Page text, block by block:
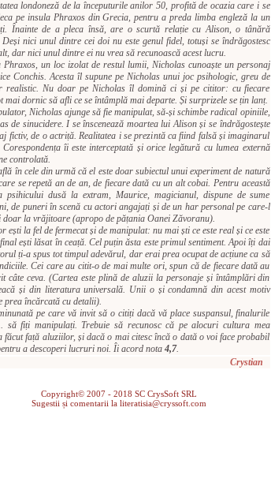
londoneză de la începuturile anilor 50, profită de ocazia care i se
pe insula Phraxos din Grecia, pentru a preda limba engleză la un
Înainte de a pleca însă, are o scurtă relație cu Alison, o tânără
nici unul dintre cei doi nu este genul fidel, totuși se îndrăgostesc
dar nici unul dintre ei nu vrea să recunoască acest lucru.
un loc izolat de restul lumii, Nicholas cunoaște un personaj
Conchis. Acesta îl supune pe Nicholas unui joc psihologic, greu de
realistic. Nu doar pe Nicholas îl domină ci și pe cititor: cu fiecare
mai dornic să afli ce se întâmplă mai departe. Și surprizele se țin lanț.
Nicholas ajunge să fie manipulat, să-și schimbe radical opiniile,
de sinucidere. I se înscenează moartea lui Alison și se îndrăgostește
fictiv, de o actriță. Realitatea i se prezintă ca fiind falsă și imaginarul
îi este interceptată și orice legătură cu lumea externă
controlată.
în cele din urmă că el este doar subiectul unui experiment de natură
se repetă an de an, de fiecare dată cu un alt cobai. Pentru această
psihicului dusă la extram, Maurice, magicianul, dispune de sume
de puneri în scenă cu actori angajați și de un har personal pe care-l
doar la vrăjitoare (apropo de pățania Oanei Zăvoranu).
la fel de fermecat și de manipulat: nu mai ști ce este real și ce este
ești lăsat în ceață. Cel puțin ăsta este primul sentiment. Apoi îți dai
ți-a spus tot timpul adevărul, dar erai prea ocupat de acțiune ca să
Cei care au citit-o de mai multe ori, spun că de fiecare dată au
câte ceva. (Cartea este plină de aluzii la personaje și întâmplări din
și din literatura universală. Unii o și condamnă din acest motiv
prea încărcată cu detalii).
pe care vă invit să o citiți dacă vă place suspansul, finalurile
să fiți manipulați. Trebuie să recunosc că pe alocuri cultura mea
făcut față aluziilor, și dacă o mai citesc încă o dată o voi face probabil
a descoperi lucruri noi. Îi acord nota 4,7.
Crystian
Copyright© 2007 - 2018 SC CrysSoft SRL
Sugestii și comentarii la literatisia@cryssoft.com